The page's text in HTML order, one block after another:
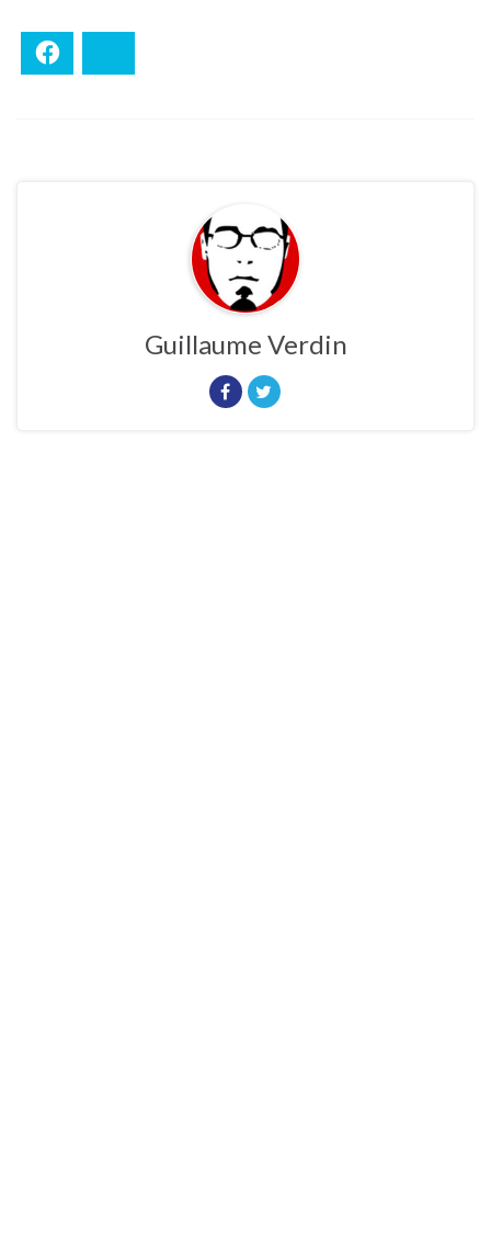
Guillaume Verdin